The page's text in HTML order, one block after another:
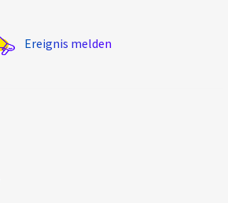
Ereignis melden